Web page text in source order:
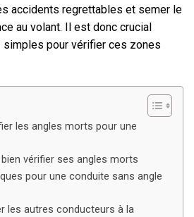
accidents regrettables et semer le
au volant. Il est donc crucial
simples pour vérifier ces zones
les angles morts pour une
vérifier ses angles morts
pour une conduite sans angle
les autres conducteurs à la